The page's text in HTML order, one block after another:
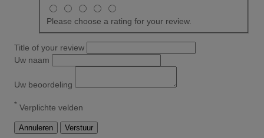
Please choose a rating for your review.
Title of your review
Uw naam
Uw beoordeling
* Verplichte velden
Annuleren Verstuur